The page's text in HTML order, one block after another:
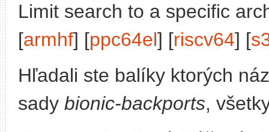
Limit search to a specific
[armhf] [ppc64el] [riscv64] [
Hľadali ste balíky ktorých
sady bionic-backports,